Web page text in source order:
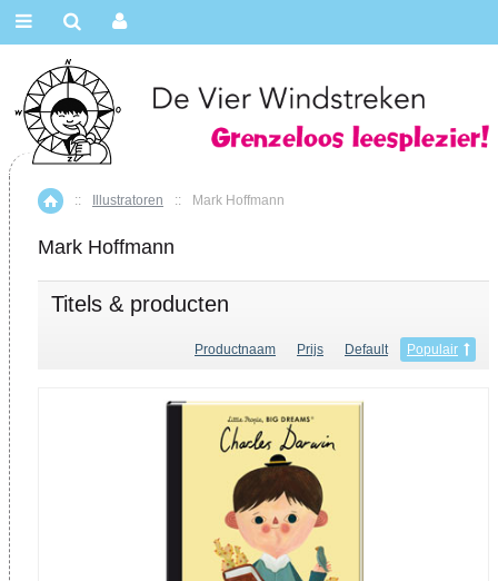
Home
:: Illustratoren :: Mark Hoffmann
Mark Hoffmann
Titels & producten
Productnaam Prijs Default Populair